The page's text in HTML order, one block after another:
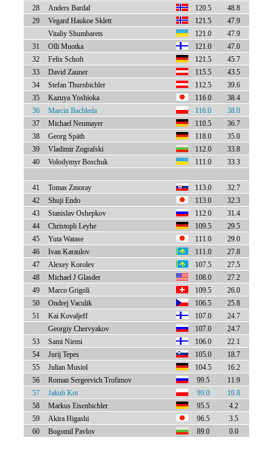
28 Anders Bardal 120.5
48.8
29
Vegard Haukoe Sklett 121.5
47.9
Vitaliy Shumbarets
121.0
47.9
31
Olli Muotka 121.0
47.0
32
Felix Schoft 121.5
45.7
33
David Zauner 115.5
43.5
34
Stefan Thurnbichler 112.5
39.6
35
Kazuya Yoshioka 116.0
38.4
36
Marcin Bachleda 116.0
38.0
37
Michael Neumayer 110.5
36.7
38
Georg Späth 118.0
35.0
39
Vladimir Zografski 112.0
33.8
40
Volodymyr Boschuk 111.0 33.3
41 Tomas Zmoray 113.0
32.7
42
Shuji Endo 113.0
32.3
43
Stanislav Oshepkov 112.0
31.4
44
Christoph Leyhe 109.5
29.5
45
Yuta Watase 111.0
29.0
46
Ivan Karaulov 111.0
27.8
47
Alexey Korolev 107.5
27.5
48
Michael J Glasder 108.0
27.2
49
Marco Grigoli 109.5
26.0
50
Ondrej Vaculik 106.5
25.8
51
Kai Kovaljeff 107.0
24.7
Georgiy Chervyakov
107.0
24.7
53
Sami Niemi 106.0
22.1
54
Jurij Tepes 105.0
18.7
55
Julian Musiol 104.5
16.2
56
Roman Sergeevich Trofimov 99.5
11.9
57
Jakub Kot 99.0
10.8
58
Markus Eisenbichler 95.5
4.2
59
Akira Higashi 96.5
3.5
60
Bogomil Pavlov 89.0 0.0